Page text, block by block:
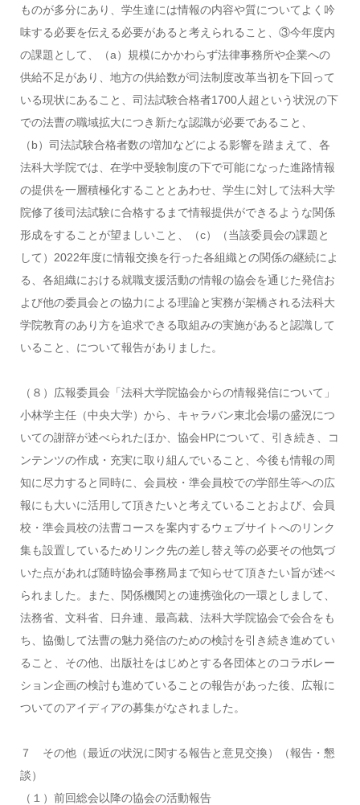
ものが多分にあり、学生達には情報の内容や質についてよく吟
味する必要を伝える必要があると考えられること、③今年度内
の課題として、（a）規模にかかわらず法律事務所や企業への
供給不足があり、地方の供給数が司法制度改革当初を下回って
いる現状にあること、司法試験合格者1700人超という状況の下
での法曹の職域拡大につき新たな認識が必要であること、
（b）司法試験合格者数の増加などによる影響を踏まえて、各
法科大学院では、在学中受験制度の下で可能になった進路情報
の提供を一層積極化することとあわせ、学生に対して法科大学
院修了後司法試験に合格するまで情報提供ができるような関係
形成をすることが望ましいこと、（c）（当該委員会の課題と
して）2022年度に情報交換を行った各組織との関係の継続によ
る、各組織における就職支援活動の情報の協会を通じた発信お
よび他の委員会との協力による理論と実務が架橋される法科大
学院教育のあり方を追求できる取組みの実施があると認識して
いること、について報告がありました。
（８）広報委員会「法科大学院協会からの情報発信について」
小林学主任（中央大学）から、キャラバン東北会場の盛況につ
いての謝辞が述べられたほか、協会HPについて、引き続き、コ
ンテンツの作成・充実に取り組んでいること、今後も情報の周
知に尽力すると同時に、会員校・準会員校での学部生等への広
報にも大いに活用して頂きたいと考えていることおよび、会員
校・準会員校の法曹コースを案内するウェブサイトへのリンク
集も設置しているためリンク先の差し替え等の必要その他気づ
いた点があれば随時協会事務局まで知らせて頂きたい旨が述べ
られました。また、関係機関との連携強化の一環としまして、
法務省、文科省、日弁連、最高裁、法科大学院協会で会合をも
ち、協働して法曹の魅力発信のための検討を引き続き進めてい
ること、その他、出版社をはじめとする各団体とのコラボレー
ション企画の検討も進めていることの報告があった後、広報に
ついてのアイディアの募集がなされました。
７ その他（最近の状況に関する報告と意見交換）（報告・懇
談）
（１）前回総会以降の協会の活動報告